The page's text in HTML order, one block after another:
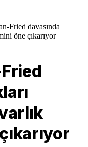
Fried davasında
öne çıkarıyor